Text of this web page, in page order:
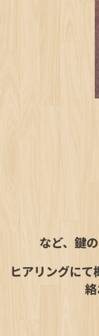
など、鍵
ヒアリングに